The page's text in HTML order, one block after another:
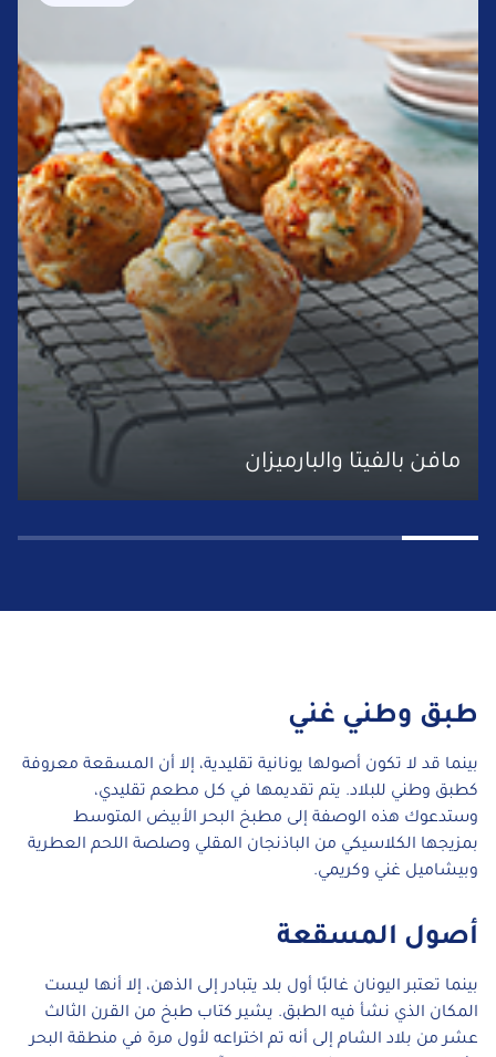
مافن بالفيتا والبارميزان
طبق وطني غني
بينما قد لا تكون أصولها يونانية تقليدية، إلا أن المسقعة معروفة
كطبق وطني للبلاد. يتم تقديمها في كل مطعم تقليدي،
وستدعوك هذه الوصفة إلى مطبخ البحر الأبيض المتوسط
بمزيجها الكلاسيكي من الباذنجان المقلي وصلصة اللحم العطرية
وبيشاميل غني وكريمي.
أصول المسقعة
بينما تعتبر اليونان غالبًا أول بلد يتبادر إلى الذهن، إلا أنها ليست
المكان الذي نشأ فيه الطبق. يشير كتاب طبخ من القرن الثالث
عشر من بلاد الشام إلى أنه تم اختراعه لأول مرة في منطقة البحر